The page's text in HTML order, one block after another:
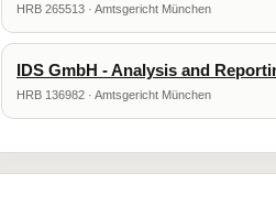
HRB 265513 · Amtsgericht München
IDS GmbH - Analysis and
HRB 136982 · Amtsgericht München